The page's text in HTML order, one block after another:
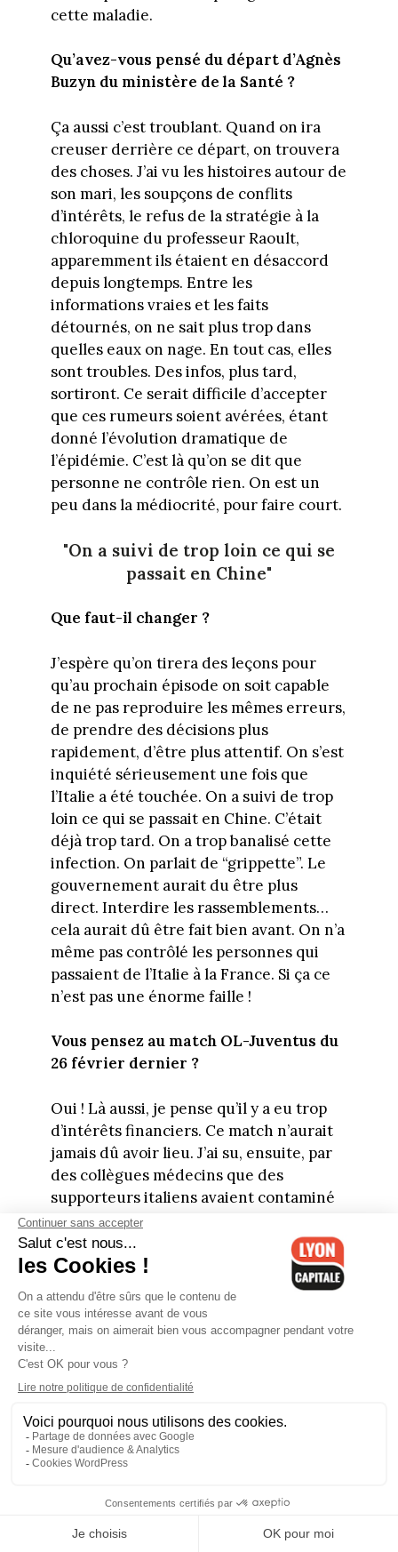
cette maladie.
Qu’avez-vous pensé du départ d’Agnès
Buzyn du ministère de la Santé ?
Ça aussi c’est troublant. Quand on ira
creuser derrière ce départ, on trouvera
des choses. J’ai vu les histoires autour de
son mari, les soupçons de conflits
d’intérêts, le refus de la stratégie à la
chloroquine du professeur Raoult,
apparemment ils étaient en désaccord
depuis longtemps. Entre les
informations vraies et les faits
détournés, on ne sait plus trop dans
quelles eaux on nage. En tout cas, elles
sont troubles. Des infos, plus tard,
sortiront. Ce serait difficile d’accepter
que ces rumeurs soient avérées, étant
donné l’évolution dramatique de
l’épidémie. C’est là qu’on se dit que
personne ne contrôle rien. On est un
peu dans la médiocrité, pour faire court.
"On a suivi de trop loin ce qui se
passait en Chine"
Que faut-il changer ?
J’espère qu’on tirera des leçons pour
qu’au prochain épisode on soit capable
de ne pas reproduire les mêmes erreurs,
de prendre des décisions plus
rapidement, d’être plus attentif. On s’est
inquiété sérieusement une fois que
l’Italie a été touchée. On a suivi de trop
loin ce qui se passait en Chine. C’était
déjà trop tard. On a trop banalisé cette
infection. On parlait de “grippette”. Le
gouvernement aurait du être plus
direct. Interdire les rassemblements…
cela aurait dû être fait bien avant. On n’a
même pas contrôlé les personnes qui
passaient de l’Italie à la France. Si ça ce
n’est pas une énorme faille !
Vous pensez au match OL-Juventus du
26 février dernier ?
Oui ! Là aussi, je pense qu’il y a eu trop
d’intérêts financiers. Ce match n’aurait
jamais dû avoir lieu. J’ai su, ensuite, par
des collègues médecins que des
supporteurs italiens avaient contaminé
une restauratrice lyonnaise, laquelle a
contaminé son mari médecin qui l’a
ensuite probablement transmis à des
patients et ainsi de suite... C’est une
catastrophe. Pourquoi ont-ils maintenu
ce match ? C’est du non-sens quasi
coupable.
Vous avez évoqué le professeur
marseillais Didier Raoult. Il considère
que le confinement est une pratique
moyenâgeuse. Partagez-vous son avis ?
Le confinement c’est la mesure la plus
“simple”. Ça limite certes les contacts